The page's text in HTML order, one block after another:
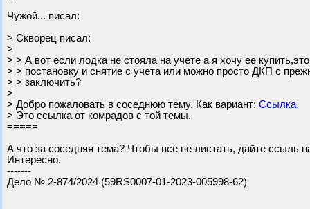
Чужой... писал:
> Скворец писал:
>
> > А вот если лодка не стояла на учете а я хочу ее
> > постановку и снятие с учета или можно просто ДКП с
> > заключить?
>
> Добро пожаловать в соседнюю тему. Как вариант: Ссылка.
> Это ссылка от комрадов с той темы.
=====
А что за соседняя тема? Чтобы всё не листать, дайте ссыль
Интересно.
-------
Дело № 2-874/2024 (59RS0007-01-2023-005998-62)